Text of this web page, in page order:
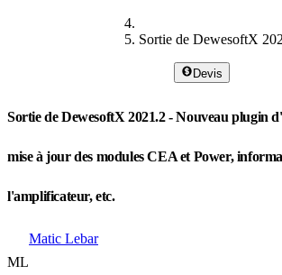
Devis
Sortie de DewesoftX 2021.2 - Nouveau plugin
mise à jour des modules CEA et Power,
l'amplificateur, etc.
ML
Matic Lebar